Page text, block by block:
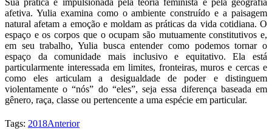
afetiva. Yulia examina como o ambiente construído e a paisagem
natural afetam a emoção e moldam as práticas da vida cotidiana. O
espaço e os corpos que o ocupam são mutuamente constitutivos e,
em seu trabalho, Yulia busca entender como podemos tornar o
espaço da comunidade mais inclusivo e equitativo. Ela está
particularmente interessada em limites, fronteiras, muros e cercas e
como eles articulam a desigualdade de poder e distinguem
violentamente o “nós” do “eles”, seja essa diferença baseada em
gênero, raça, classe ou pertencente a uma espécie em particular.
Tags: 2018Anterior